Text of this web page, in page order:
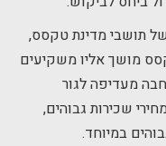
תושבי מדינת טקסס,
מושך אליו משקיעים
מעדיפה לגור
שכירות גבוהים,
במיוחד.